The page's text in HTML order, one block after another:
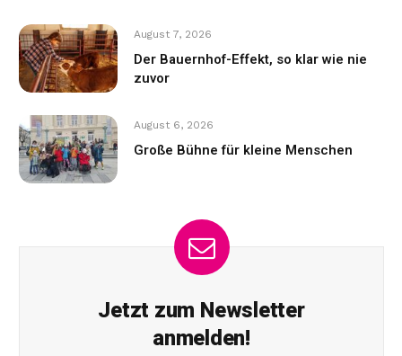
August 7, 2026
Der Bauernhof-Effekt, so klar wie nie
zuvor
August 6, 2026
Große Bühne für kleine Menschen
Jetzt zum Newsletter
anmelden!